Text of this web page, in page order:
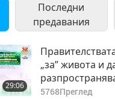
Последни
предавания
29:06
„за” живота и
веганството,
5768Преглед